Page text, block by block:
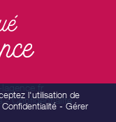
-Confidentialité
l'utilisation de
Confidentialité - Gérer